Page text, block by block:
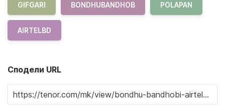
GIFGARI BONDHUBANDHOB POLAPAN
AIRTELBD
Сподели URL